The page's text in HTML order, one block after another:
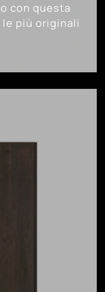
con questa
le più originali